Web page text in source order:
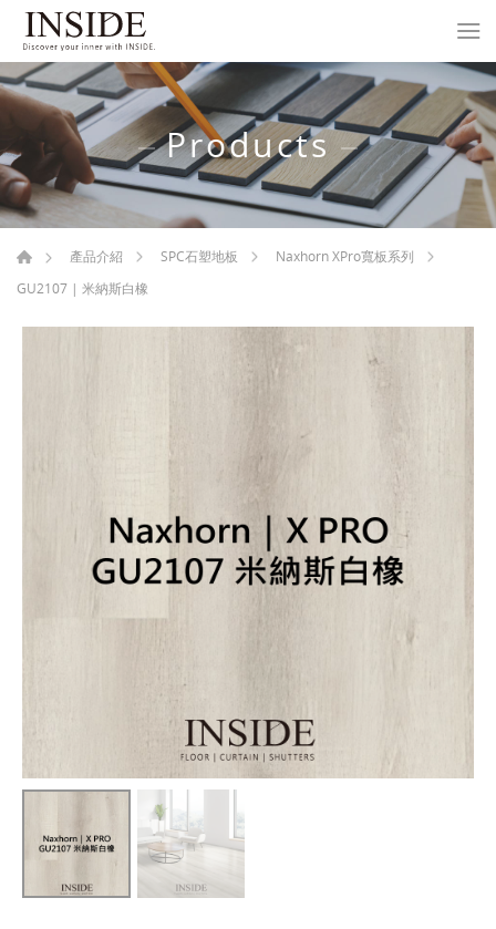
Products
產品介紹 SPC石塑地板
Naxhorn XPro寬板系列
GU2107 | 米納斯白橡